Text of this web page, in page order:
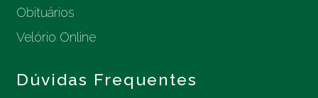
Obituários
Velório Online
Dúvidas Frequentes